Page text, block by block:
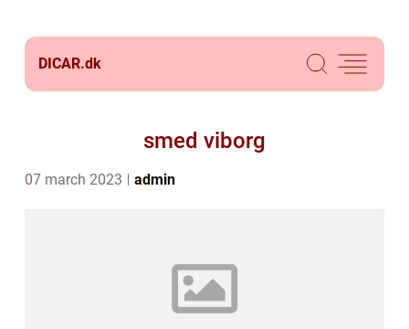
DICAR.dk
smed viborg
07 march 2023 admin